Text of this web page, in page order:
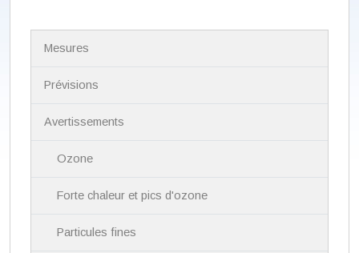
Mesures
Prévisions
Avertissements
Ozone
Forte chaleur et pics d'ozone
Particules fines